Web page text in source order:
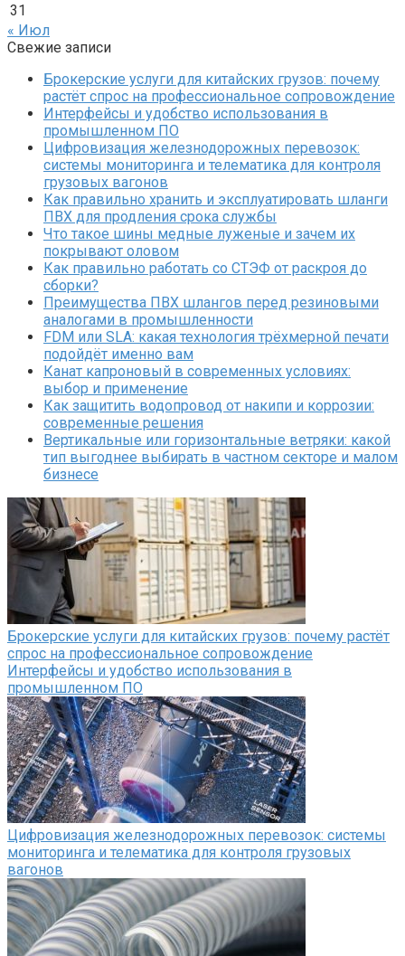
31
« Июл
Свежие записи
Брокерские услуги для китайских грузов: почему
растёт спрос на профессиональное сопровождение
Интерфейсы и удобство использования в
промышленном ПО
Цифровизация железнодорожных перевозок:
системы мониторинга и телематика для контроля
грузовых вагонов
Как правильно хранить и эксплуатировать шланги
ПВХ для продления срока службы
Что такое шины медные луженые и зачем их
покрывают оловом
Как правильно работать со СТЭФ от раскроя до
сборки?
Преимущества ПВХ шлангов перед резиновыми
аналогами в промышленности
FDM или SLA: какая технология трёхмерной печати
подойдёт именно вам
Канат капроновый в современных условиях:
выбор и применение
Как защитить водопровод от накипи и коррозии:
современные решения
Вертикальные или горизонтальные ветряки: какой
тип выгоднее выбирать в частном секторе и малом
бизнесе
Брокерские услуги для китайских грузов: почему растёт
спрос на профессиональное сопровождение
Интерфейсы и удобство использования в
промышленном ПО
Цифровизация железнодорожных перевозок: системы
мониторинга и телематика для контроля грузовых
вагонов